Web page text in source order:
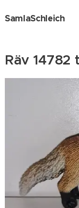
SamlaSchleich
Räv 14782